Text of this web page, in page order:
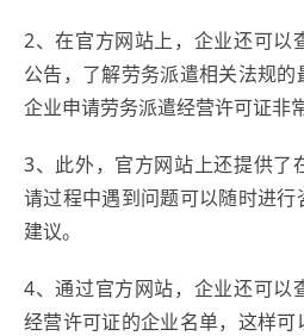
2、在官方网站上，企业还可以
公告，了解劳务派遣相关法规
企业申请劳务派遣经营许可证非
3、此外，官方网站上还提供了
请过程中遇到问题可以随时进
建议。
4、通过官方网站，企业还可以
经营许可证的企业名单，这样